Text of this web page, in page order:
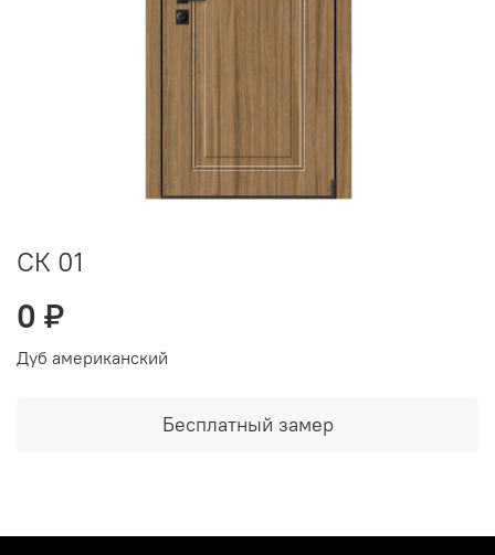
СК 01
0 ₽
Дуб американский
Бесплатный замер